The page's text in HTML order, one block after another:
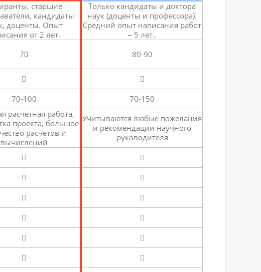
старшие
кандидаты
доценты. Опыт
от 2 лет.
Только кандидаты и доктора
наук (доценты и профессора).
Средний опыт написания работ
– 5 лет..
70
80-90
70-100 70-150
расчетная работа,
проекта, большое
расчетов и
вычислений
Учитываются любые пожелания
и рекомендации научного
руководителя